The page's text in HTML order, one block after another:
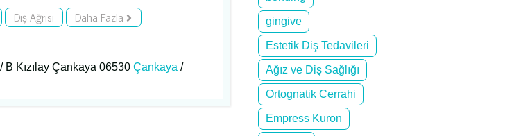
Diş Ağrısı Daha Fazla
B Kızılay Çankaya 06530 Çankaya /
gingive
Estetik Diş Tedavileri
Ağız ve Diş Sağlığı
Ortognatik Cerrahi
Empress Kuron